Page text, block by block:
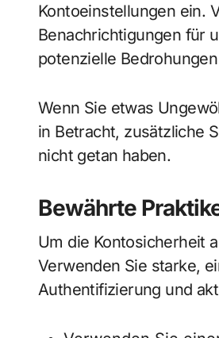
Kontoeinstellungen ein.
Benachrichtigungen für
potenzielle
Wenn Sie etwas
in Betracht, zusätzliche
nicht getan haben.
Bewährte
Um die Kontosicherheit
Verwenden Sie starke,
Authentifizierung und